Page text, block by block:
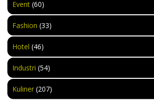
Event (60)
Fashion (33)
Hotel (46)
Industri (54)
Kuliner (207)